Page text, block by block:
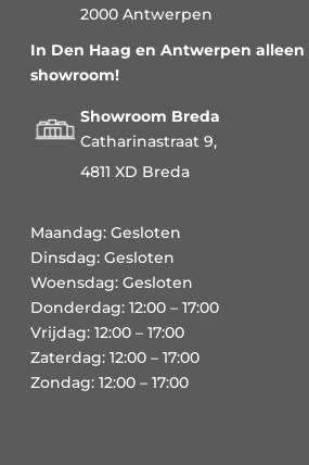
2000 Antwerpen
In Den Haag en Antwerpen
showroom!
Showroom Breda
Catharinastraat 9,
4811 XD Breda
Maandag: Gesloten
Dinsdag: Gesloten
Woensdag: Gesloten
Donderdag: 12:00 – 17:00
Vrijdag: 12:00 – 17:00
Zaterdag: 12:00 – 17:00
Zondag: 12:00 – 17:00